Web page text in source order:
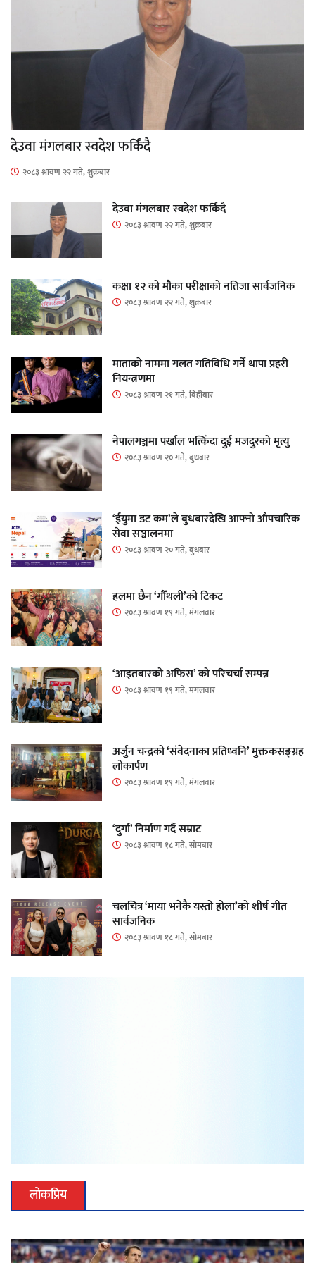
देउवा मंगलबार स्वदेश फर्किंदै
२०८३ श्रावण २२ गते, शुक्रबार
देउवा मंगलबार स्वदेश फर्किंदै
२०८३ श्रावण २२ गते, शुक्रबार
कक्षा १२ को मौका परीक्षाको नतिजा सार्वजनिक
२०८३ श्रावण २२ गते, शुक्रबार
माताकाे नाममा गलत गतिविधि गर्ने थापा प्रहरी
नियन्त्रणमा
२०८३ श्रावण २१ गते, बिहीबार
नेपालगञ्जमा पर्खाल भत्किँदा दुई मजदुरको मृत्यु
२०८३ श्रावण २० गते, बुधबार
‘ईयुमा डट कम’ले बुधबारदेखि आफ्नो औपचारिक
सेवा सञ्चालनमा
२०८३ श्रावण २० गते, बुधबार
हलमा छैन ‘गौँथली’को टिकट
२०८३ श्रावण १९ गते, मंगलवार
‘आइतबारको अफिस’ को परिचर्चा सम्पन्न
२०८३ श्रावण १९ गते, मंगलवार
अर्जुन चन्द्रको ‘संवेदनाका प्रतिध्वनि’ मुक्तकसङ्ग्रह
लोकार्पण
२०८३ श्रावण १९ गते, मंगलवार
‘दुर्गा’ निर्माण गर्दै सम्राट
२०८३ श्रावण १८ गते, सोमबार
चलचित्र ‘माया भनेकै यस्तो होला’को शीर्ष गीत
सार्वजनिक
२०८३ श्रावण १८ गते, सोमबार
लोकप्रिय